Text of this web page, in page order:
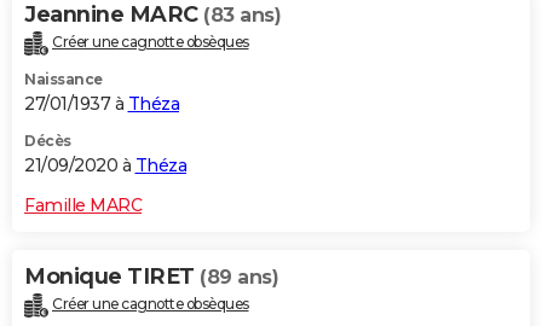
Jeannine MARC (83 ans)
Créer une cagnotte obsèques
Naissance
27/01/1937 à Théza
Décès
21/09/2020 à Théza
Famille MARC
Monique TIRET (89 ans)
Créer une cagnotte obsèques